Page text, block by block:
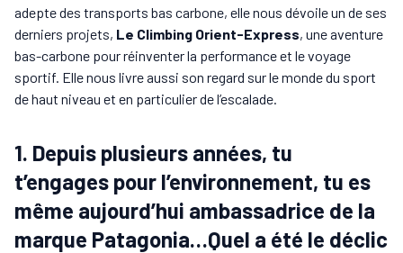
adepte des transports bas carbone, elle nous dévoile un de ses
derniers projets, Le Climbing Orient-Express, une aventure
bas-carbone pour réinventer la performance et le voyage
sportif. Elle nous livre aussi son regard sur le monde du sport
de haut niveau et en particulier de l’escalade.
1. Depuis plusieurs années, tu
t’engages pour l’environnement, tu es
même aujourd’hui ambassadrice de la
marque Patagonia…Quel a été le déclic